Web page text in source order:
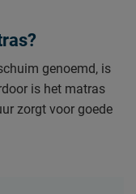
genoemd, is
is het matras
zorgt voor goede